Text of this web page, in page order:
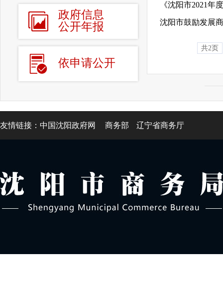
政府信息
公开年报
依申请公开
《沈阳市2021年
沈阳市鼓励发展
共2页
友情链接： 中国沈阳政府网 商务部 辽宁省商务厅